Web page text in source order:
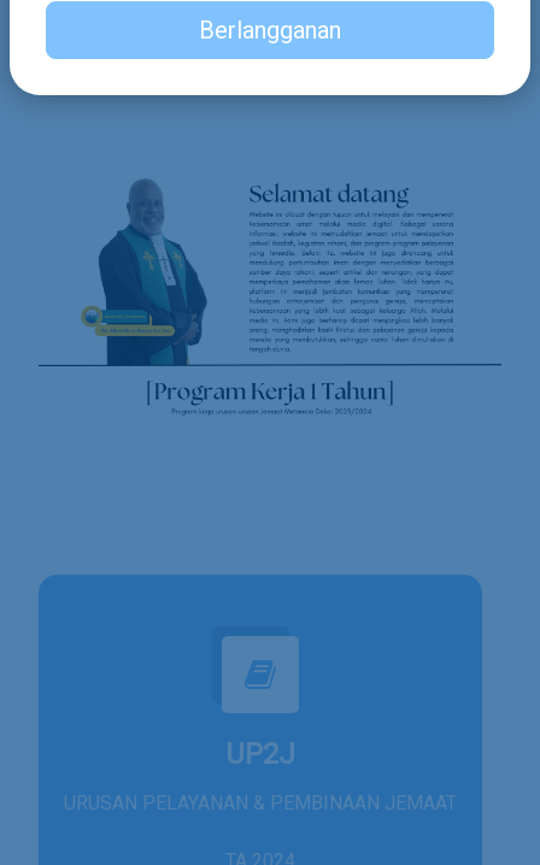
UP2J
URUSAN PELAYANAN & PEMBINAAN JEMAAT
Berlangganan